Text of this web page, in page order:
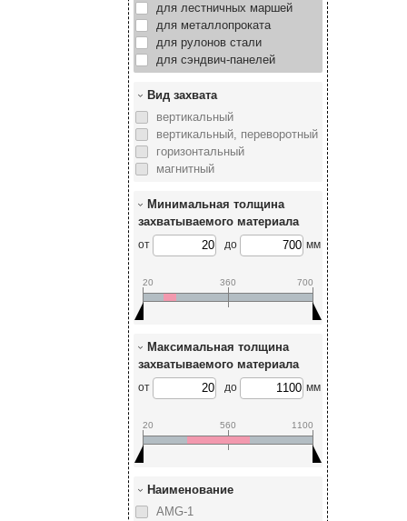
для лестничных маршей
для металлопроката
для рулонов стали
для сэндвич-панелей
Вид захвата
вертикальный
вертикальный, переворотный
горизонтальный
магнитный
Минимальная толщина
захватываемого материала
от до мм
20 360 700
Максимальная толщина
захватываемого материала
от до мм
20 560 1100
Наименование
AMG-1